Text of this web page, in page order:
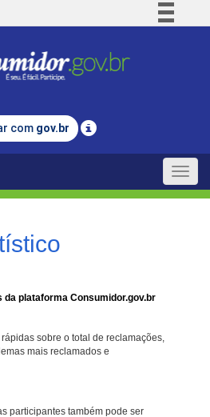
Comunica BR
Legislação
com gov.br
Toggle
da plataforma Consumidor.gov.br
sobre o total de reclamações,
mais reclamados e
participantes também pode ser